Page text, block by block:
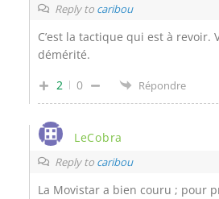
Reply to caribou
C’est la tactique qui est à revoir.
démérité.
2
0 Répondre
LeCobra
Reply to caribou
La Movistar a bien couru ; pour